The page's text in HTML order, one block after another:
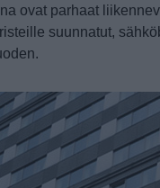
ovat parhaat
suunnatut,